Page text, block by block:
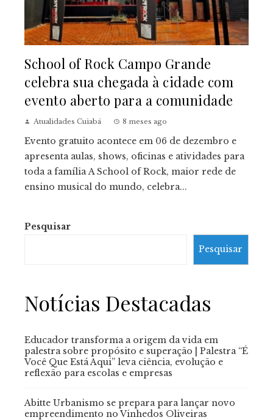
School of Rock Campo Grande
celebra sua chegada à cidade com
evento aberto para a comunidade
Atualidades Cuiabá 8 meses ago
Evento gratuito acontece em 06 de dezembro e
apresenta aulas, shows, oficinas e atividades para
toda a família A School of Rock, maior rede de
ensino musical do mundo, celebra...
Pesquisar
Pesquisar
Notícias Destacadas
Educador transforma a origem da vida em
palestra sobre propósito e superação | Palestra “É
Você Que Está Aqui” leva ciência, evolução e
reflexão para escolas e empresas
Abitte Urbanismo se prepara para lançar novo
empreendimento no Vinhedos Oliveiras